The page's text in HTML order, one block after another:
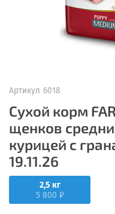
Артикул 6018
Сухой корм
щенков
курицей с
19.11.26
2,5 кг
5 800 ₽